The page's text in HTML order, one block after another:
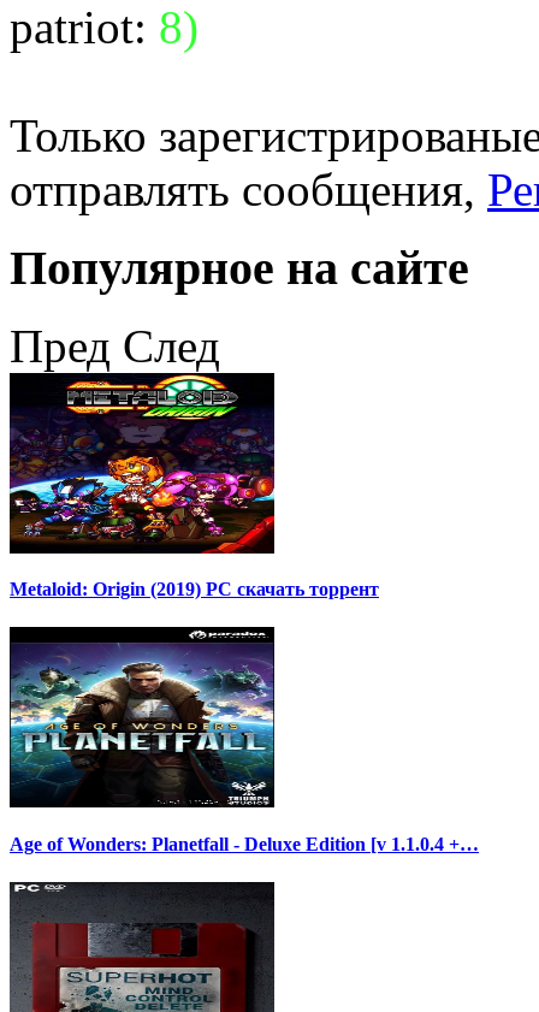
patriot:
Только
отправлять сообщения,
Популярное на сайте
Пред След
Metaloid: Origin (2019) PC скачать торрент
Age of Wonders: Planetfall - Deluxe Edition [v 1.1.0.4 +…